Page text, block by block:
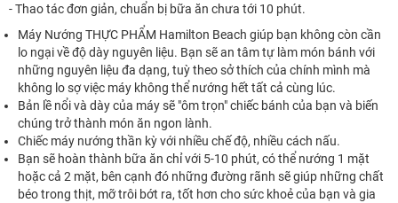
- Thao tác đơn giản, chuẩn bị bữa ăn chưa tới 10 phút.
Máy Nướng THỰC PHẨM Hamilton Beach giúp bạn không còn cần
lo ngại về độ dày nguyên liệu. Bạn sẽ an tâm tự làm món bánh với
những nguyên liệu đa dạng, tuỳ theo sở thích của chính mình mà
không lo sợ việc máy không thể nướng hết tất cả cùng lúc.
Bản lề nổi và dày của máy sẽ "ôm trọn" chiếc bánh của bạn và biến
chúng trở thành món ăn ngon lành.
Chiếc máy nướng thần kỳ với nhiều chế độ, nhiều cách nấu.
Bạn sẽ hoàn thành bữa ăn chỉ với 5-10 phút, có thể nướng 1 mặt
hoặc cả 2 mặt, bên cạnh đó những đường rãnh sẽ giúp những chất
béo trong thịt, mỡ trôi bớt ra, tốt hơn cho sức khoẻ của bạn và gia